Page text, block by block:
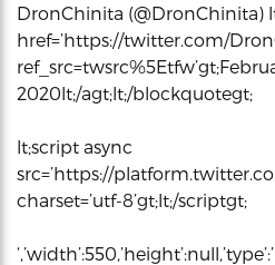
DronChinita (@DronChinita)
href=’https://twitter.com/
2020lt;/agt;lt;/blockquotegt;
lt;script async
src=’https://
charset=’utf-8’gt;lt;/scriptgt;